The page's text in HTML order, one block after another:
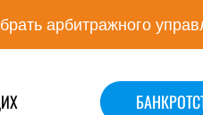
арбитражного